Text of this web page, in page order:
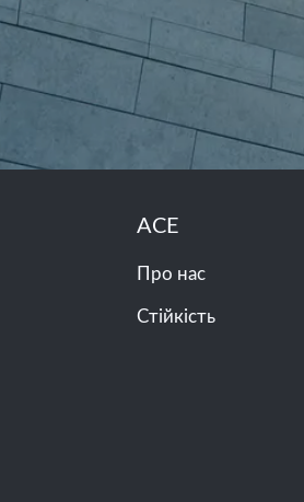
ACE
Про нас
Стійкість